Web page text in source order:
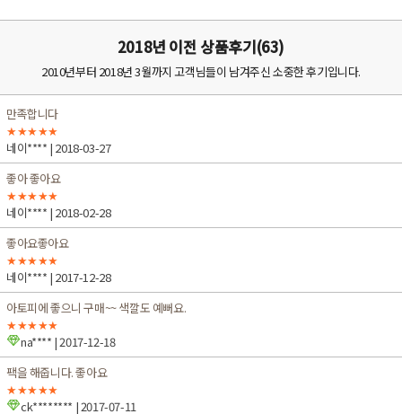
2018년 이전 상품후기(63)
2010년부터 2018년 3월까지 고객님들이 남겨주신 소중한 후기입니다.
만족합니다
★★★★★
네이**** | 2018-03-27
좋아 좋아요
★★★★★
네이**** | 2018-02-28
좋아요좋아요
★★★★★
네이**** | 2017-12-28
아토피에 좋으니 구매~~ 색깔도 예뻐요.
★★★★★
na**** | 2017-12-18
팩을 해줍니다. 좋아요
★★★★★
ck******** | 2017-07-11